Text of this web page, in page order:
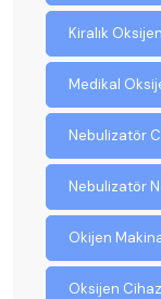
Kiralık
Medikal
Nebulizatör
Nebulizatör
Okijen
Oksijen